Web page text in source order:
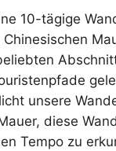
10-tägige
unsere
diese
Tempo zu